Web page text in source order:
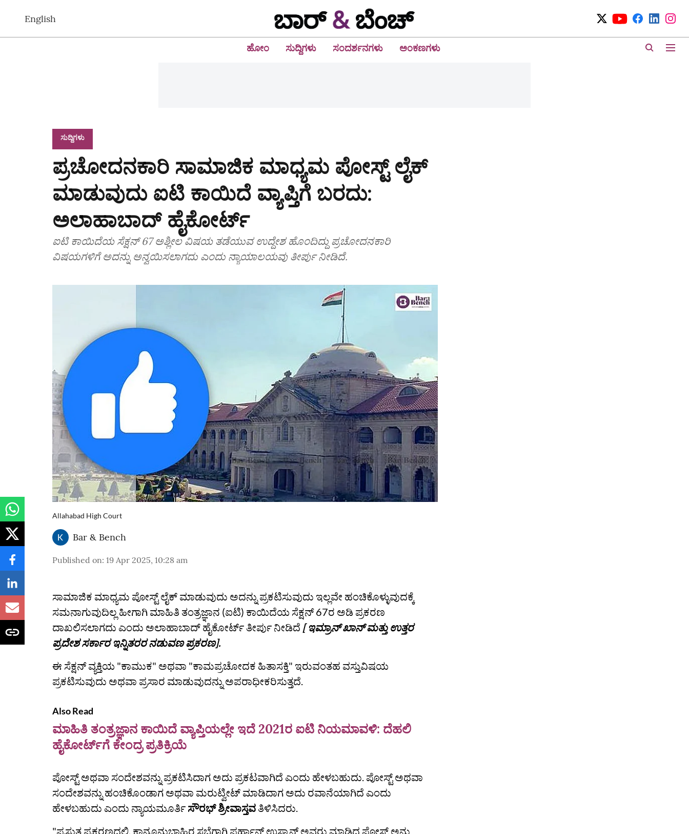
English
ಹೋಂ ಸುದ್ದಿಗಳು ಸಂದರ್ಶನಗಳು ಅಂಕಣಗಳು
ಸುದ್ದಿಗಳು
ಪ್ರಚೋದನಕಾರಿ ಸಾಮಾಜಿಕ ಮಾಧ್ಯಮ ಪೋಸ್ಟ್‌ ಲೈಕ್‌
ಮಾಡುವುದು ಐಟಿ ಕಾಯಿದೆ ವ್ಯಾಪ್ತಿಗೆ ಬರದು:
ಅಲಾಹಾಬಾದ್ ಹೈಕೋರ್ಟ್
ಐಟಿ ಕಾಯಿದೆಯ ಸೆಕ್ಷನ್ 67 ಅಶ್ಲೀಲ ವಿಷಯ ತಡೆಯುವ ಉದ್ದೇಶ ಹೊಂದಿದ್ದು ಪ್ರಚೋದನಕಾರಿ
ವಿಷಯಗಳಿಗೆ ಅದನ್ನು ಅನ್ವಯಿಸಲಾಗದು ಎಂದು ನ್ಯಾಯಾಲಯವು ತೀರ್ಪು ನೀಡಿದೆ.
Allahabad High Court
Bar & Bench
Published on: 19 Apr 2025, 10:28 am
ಸಾಮಾಜಿಕ ಮಾಧ್ಯಮ ಪೋಸ್ಟ್‌ ಲೈಕ್‌ ಮಾಡುವುದು ಅದನ್ನು ಪ್ರಕಟಿಸುವುದು ಇಲ್ಲವೇ ಹಂಚಿಕೊಳ್ಳುವುದಕ್ಕೆ
ಸಮನಾಗುವುದಿಲ್ಲ ಹೀಗಾಗಿ ಮಾಹಿತಿ ತಂತ್ರಜ್ಞಾನ (ಐಟಿ) ಕಾಯಿದೆಯ ಸೆಕ್ಷನ್ 67ರ ಅಡಿ ಪ್ರಕರಣ
ದಾಖಲಿಸಲಾಗದು ಎಂದು ಅಲಾಹಾಬಾದ್‌ ಹೈಕೋರ್ಟ್‌ ತೀರ್ಪು ನೀಡಿದೆ [ ಇಮ್ರಾನ್ ಖಾನ್ ಮತ್ತು ಉತ್ತರ
ಪ್ರದೇಶ ಸರ್ಕಾರ ಇನ್ನಿತರರ ನಡುವಣ ಪ್ರಕರಣ].
ಈ ಸೆಕ್ಷನ್‌ ವ್ಯಕ್ತಿಯ "ಕಾಮುಕ" ಅಥವಾ "ಕಾಮಪ್ರಚೋದಕ ಹಿತಾಸಕ್ತಿ" ಇರುವಂತಹ ವಸ್ತುವಿಷಯ
ಪ್ರಕಟಿಸುವುದು ಅಥವಾ ಪ್ರಸಾರ ಮಾಡುವುದನ್ನು ಅಪರಾಧೀಕರಿಸುತ್ತದೆ.
Also Read
ಮಾಹಿತಿ ತಂತ್ರಜ್ಞಾನ ಕಾಯಿದೆ ವ್ಯಾಪ್ತಿಯಲ್ಲೇ ಇದೆ 2021ರ ಐಟಿ ನಿಯಮಾವಳಿ: ದೆಹಲಿ
ಹೈಕೋರ್ಟ್‌ಗೆ ಕೇಂದ್ರ ಪ್ರತಿಕ್ರಿಯೆ
ಪೋಸ್ಟ್‌ ಅಥವಾ ಸಂದೇಶವನ್ನು ಪ್ರಕಟಿಸಿದಾಗ ಅದು ಪ್ರಕಟವಾಗಿದೆ ಎಂದು ಹೇಳಬಹುದು. ಪೋಸ್ಟ್ ಅಥವಾ
ಸಂದೇಶವನ್ನು ಹಂಚಿಕೊಂಡಾಗ ಅಥವಾ ಮರುಟ್ವೀಟ್ ಮಾಡಿದಾಗ ಅದು ರವಾನೆಯಾಗಿದೆ ಎಂದು
ಹೇಳಬಹುದು ಎಂದು ನ್ಯಾಯಮೂರ್ತಿ ಸೌರಭ್ ಶ್ರೀವಾಸ್ತವತಿಳಿಸಿದರು.
"ಪ್ರಸ್ತುತ ಪ್ರಕರಣದಲ್ಲಿ, ಕಾನೂನುಬಾಹಿರ ಸಭೆಗಾಗಿ ಫರ್ಹಾನ್ ಉಸ್ಮಾನ್ ಅವರು ಮಾಡಿದ ಪೋಸ್ಟ್ ಅನ್ನು